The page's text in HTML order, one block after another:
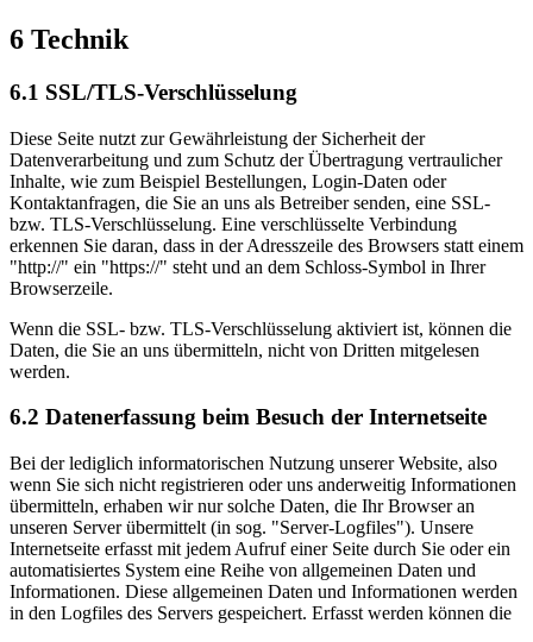
6 Technik
6.1 SSL/TLS-Verschlüsselung
Diese Seite nutzt zur Gewährleistung der Sicherheit der
Datenverarbeitung und zum Schutz der Übertragung vertraulicher
Inhalte, wie zum Beispiel Bestellungen, Login-Daten oder
Kontaktanfragen, die Sie an uns als Betreiber senden, eine SSL-
bzw. TLS-Verschlüsselung. Eine verschlüsselte Verbindung
erkennen Sie daran, dass in der Adresszeile des Browsers statt einem
"http://" ein "https://" steht und an dem Schloss-Symbol in Ihrer
Browserzeile.
Wenn die SSL- bzw. TLS-Verschlüsselung aktiviert ist, können die
Daten, die Sie an uns übermitteln, nicht von Dritten mitgelesen
werden.
6.2 Datenerfassung beim Besuch der Internetseite
Bei der lediglich informatorischen Nutzung unserer Website, also
wenn Sie sich nicht registrieren oder uns anderweitig Informationen
übermitteln, erhaben wir nur solche Daten, die Ihr Browser an
unseren Server übermittelt (in sog. "Server-Logfiles"). Unsere
Internetseite erfasst mit jedem Aufruf einer Seite durch Sie oder ein
automatisiertes System eine Reihe von allgemeinen Daten und
Informationen. Diese allgemeinen Daten und Informationen werden
in den Logfiles des Servers gespeichert. Erfasst werden können die